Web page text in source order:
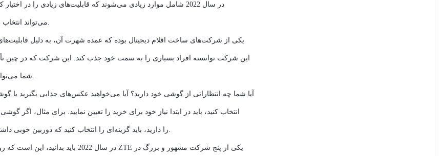
گوشی‌های باکیفیت و قیمت مناسب هستید، برند ZTE می‌تواند انتخاب خوبی برای شما باشد.
این شرکت توانسته افراد بسیاری را به سمت خود جذب کند. این شرکت که در چین
شما می‌توانید با پرداخت هزینه‌های مقرون‌به‌صرفه، از کارایی بالای آن‌ها بهره‌مند شوید.
آیا شما چه انتظاراتی از گوشی خود دارید؟ آیا می‌خواهید عکس‌های جذابی بگیرید
انتخاب کنید، باید در ابتدا نیاز خود برای خرید را تعیین نمایید. برای مثال،
عکس‌برداری و فیلم‌برداری‌های معمولی قصد خرید یک گوشی ZTE را دارید، باید گزینه‌ای را انتخاب کنید که دوربین خوبی داشته باشد.